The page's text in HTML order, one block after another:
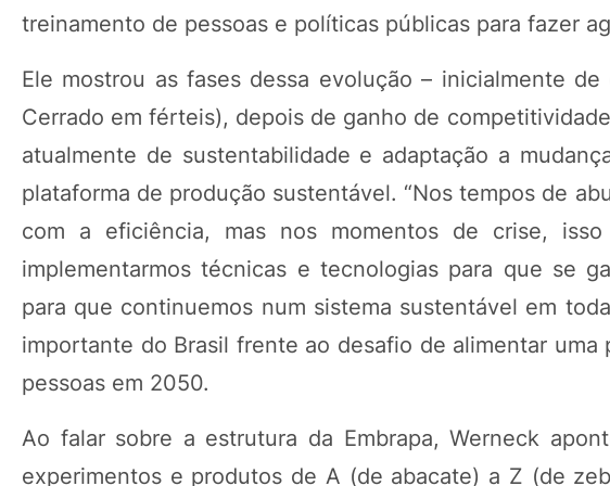
treinamento de pessoas e políticas públicas para fazer
Ele mostrou as fases dessa evolução – inicialmente
Cerrado em férteis), depois de ganho de
atualmente de sustentabilidade e adaptação a
plataforma de produção sustentável. “Nos tempos de
com a eficiência, mas nos momentos de crise,
implementarmos técnicas e tecnologias para que se
para que continuemos num sistema sustentável em
importante do Brasil frente ao desafio de alimentar
pessoas em 2050.
Ao falar sobre a estrutura da Embrapa, Werneck
experimentos e produtos de A (de abacate) a Z (de